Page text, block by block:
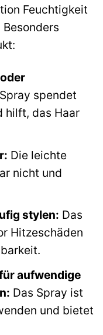
Feuchtigkeit
spendet
hilft, das Haar
Die leichte
nicht und
stylen: Das
Hitzeschäden
aufwendige
Das Spray ist
und bietet